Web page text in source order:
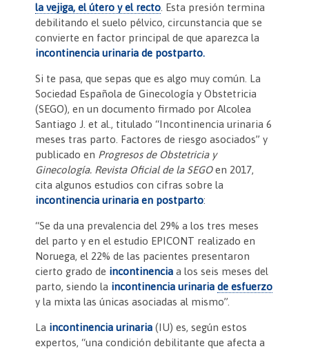
la vejiga, el útero y el recto . Esta presión termina
debilitando el suelo pélvico, circunstancia que se
convierte en factor principal de que aparezca la
incontinencia urinaria de postparto.
Si te pasa, que sepas que es algo muy común. La
Sociedad Española de Ginecología y Obstetricia
(SEGO), en un documento firmado por Alcolea
Santiago J. et al., titulado “Incontinencia urinaria 6
meses tras parto. Factores de riesgo asociados” y
publicado en Progresos de Obstetricia y
Ginecología. Revista Oficial de la SEGOen 2017,
cita algunos estudios con cifras sobre la
incontinencia urinaria en postparto:
“Se da una prevalencia del 29% a los tres meses
del parto y en el estudio EPICONT realizado en
Noruega, el 22% de las pacientes presentaron
cierto grado de incontinencia a los seis meses del
parto, siendo la incontinencia urinaria de esfuerzo
y la mixta las únicas asociadas al mismo”.
La incontinencia urinaria (IU) es, según estos
expertos, “una condición debilitante que afecta a